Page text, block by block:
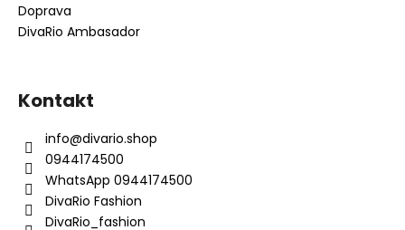
Doprava
DivaRio Ambasador
Kontakt
info@divario.shop
0944174500
WhatsApp 0944174500
DivaRio Fashion
DivaRio_fashion